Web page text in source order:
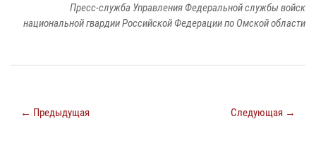
Пресс-служба Управления Федеральной службы войск
национальной гвардии Российской Федерации по Омской области
← Предыдущая Следующая →